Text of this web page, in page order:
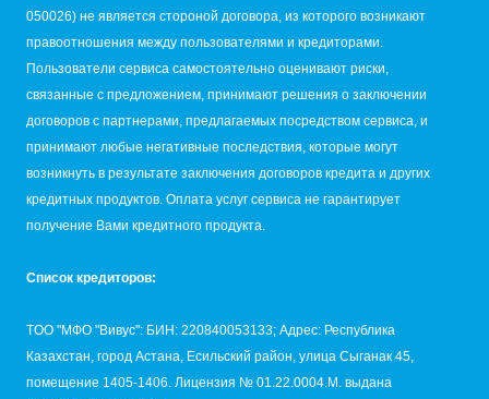
050026) не является стороной договора, из которого возникают
правоотношения между пользователями и кредиторами.
Пользователи сервиса самостоятельно оценивают риски,
связанные с предложением, принимают решения о заключении
договоров с партнерами, предлагаемых посредством сервиса, и
принимают любые негативные последствия, которые могут
возникнуть в результате заключения договоров кредита и других
кредитных продуктов. Оплата услуг сервиса не гарантирует
получение Вами кредитного продукта.
Список кредиторов:
TОО "МФО "Вивус": БИН: 220840053133; Адрес: Республика
Казахстан, город Астана, Есильский район, улица Сыганак 45,
помещение 1405-1406. Лицензия № 01.22.0004.M. выдана